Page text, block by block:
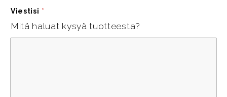
Viestisi *
Mitä haluat kysyä tuotteesta?